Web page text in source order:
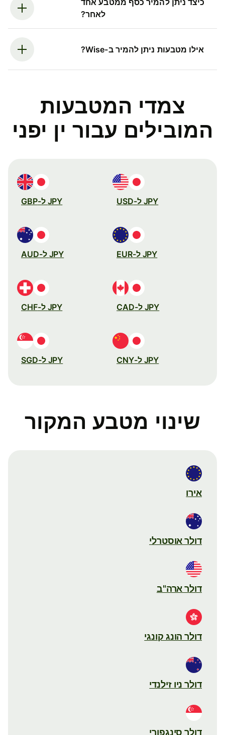
כיצד ניתן להמיר כסף ממטבע אחד
לאחר?
אילו מטבעות ניתן להמיר ב-Wise?
צמדי המטבעות
המובילים עבור ין יפני
JPY ל-USD JPY ל-GBP
JPY ל-EUR JPY ל-AUD
JPY ל-CAD JPY ל-CHF
JPY ל-CNY JPY ל-SGD
שינוי מטבע המקור
אירו
דולר אוסטרלי
דולר ארה"ב
דולר הונג קונגי
דולר ניו זילנדי
דולר סינגפורי